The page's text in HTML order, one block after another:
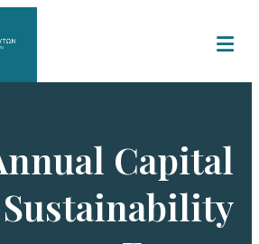
Capital